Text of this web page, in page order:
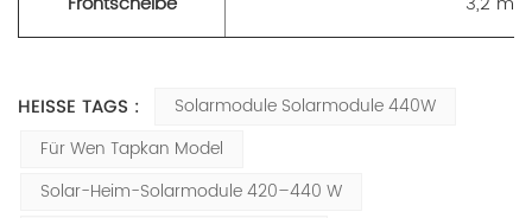
HEISSE TAGS :
Solarmodule Solarmodule 440W
Für Wen Tapkan Model
Solar-Heim-Solarmodule 420–440 W